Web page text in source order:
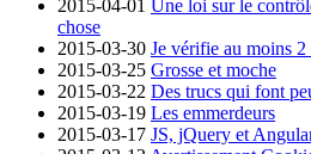
2015-04-01 Une loi sur le
chose
2015-03-30 Je vérifie au moins 2
2015-03-25 Grosse et moche
2015-03-22 Des trucs qui font
2015-03-19 Les emmerdeurs
2015-03-17 JS, jQuery et